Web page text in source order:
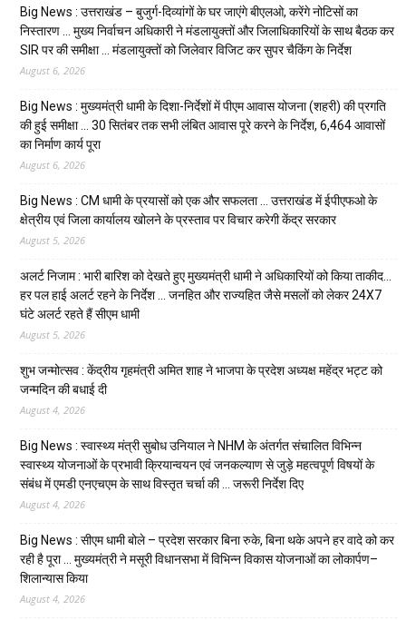
Big News : उत्तराखंड – बुजुर्ग-दिव्यांगों के घर जाएंगे बीएलओ, करेंगे नोटिसों का
निस्तारण … मुख्य निर्वाचन अधिकारी ने मंडलायुक्तों और जिलाधिकारियों के साथ बैठक कर
SIR पर की समीक्षा … मंडलायुक्तों को जिलेवार विजिट कर सुपर चैकिंग के निर्देश
August 6, 2026
Big News : मुख्यमंत्री धामी के दिशा-निर्देशों में पीएम आवास योजना (शहरी) की प्रगति
की हुई समीक्षा … 30 सितंबर तक सभी लंबित आवास पूरे करने के निर्देश, 6,464 आवासों
का निर्माण कार्य पूरा
August 6, 2026
Big News : CM धामी के प्रयासों को एक और सफलता … उत्तराखंड में ईपीएफओ के
क्षेत्रीय एवं जिला कार्यालय खोलने के प्रस्ताव पर विचार करेगी केंद्र सरकार
August 5, 2026
अलर्ट निजाम : भारी बारिश को देखते हुए मुख्यमंत्री धामी ने अधिकारियों को किया ताकीद…
हर पल हाई अलर्ट रहने के निर्देश … जनहित और राज्यहित जैसे मसलों को लेकर 24X7
घंटे अलर्ट रहते हैं सीएम धामी
August 5, 2026
शुभ जन्मोत्सव : केंद्रीय गृहमंत्री अमित शाह ने भाजपा के प्रदेश अध्यक्ष महेंद्र भट्ट को
जन्मदिन की बधाई दी
August 4, 2026
Big News : स्वास्थ्य मंत्री सुबोध उनियाल ने NHM के अंतर्गत संचालित विभिन्न
स्वास्थ्य योजनाओं के प्रभावी क्रियान्वयन एवं जनकल्याण से जुड़े महत्वपूर्ण विषयों के
संबंध में एमडी एनएचएम के साथ विस्तृत चर्चा की … जरूरी निर्देश दिए
August 4, 2026
Big News : सीएम धामी बोले – प्रदेश सरकार बिना रुके, बिना थके अपने हर वादे को कर
रही है पूरा … मुख्यमंत्री ने मसूरी विधानसभा में विभिन्न विकास योजनाओं का लोकार्पण–
शिलान्यास किया
August 4, 2026